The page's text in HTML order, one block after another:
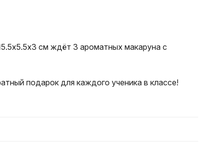
см ждёт 3 ароматных макаруна с
подарок для каждого ученика в классе!